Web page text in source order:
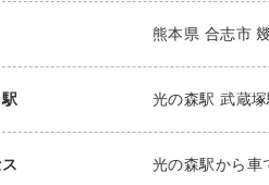
熊本県 合志市
光の森駅 武蔵塚
光の森駅から車